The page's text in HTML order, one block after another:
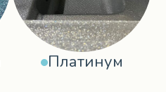
Платинум